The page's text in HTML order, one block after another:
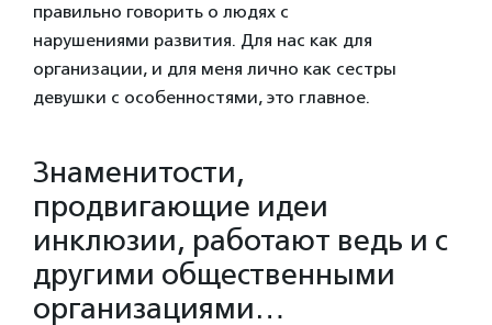
правильно говорить о людях с
нарушениями развития. Для нас как для
организации, и для меня лично как сестры
девушки с особенностями, это главное.
Знаменитости,
продвигающие идеи
инклюзии, работают ведь и с
другими общественными
организациями…